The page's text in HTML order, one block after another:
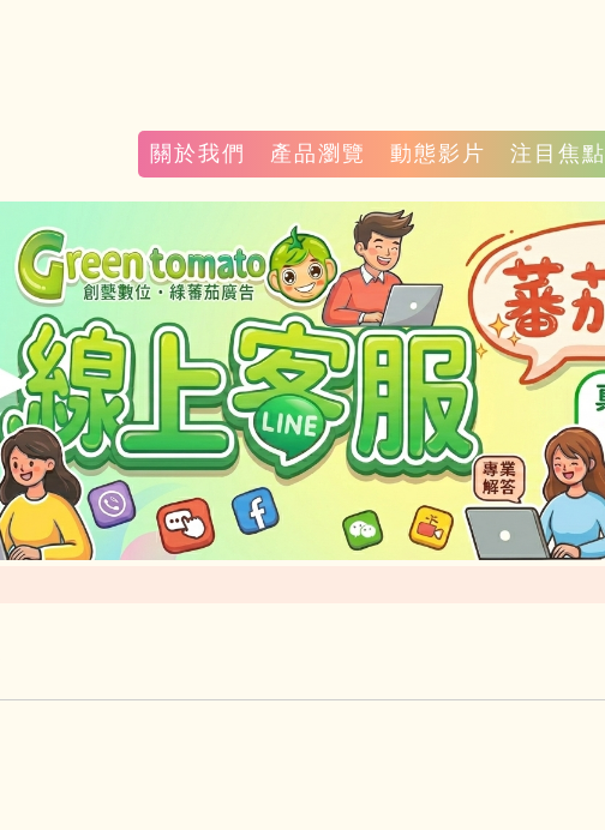
關於我們 產品瀏覽 動態影片 注目焦點